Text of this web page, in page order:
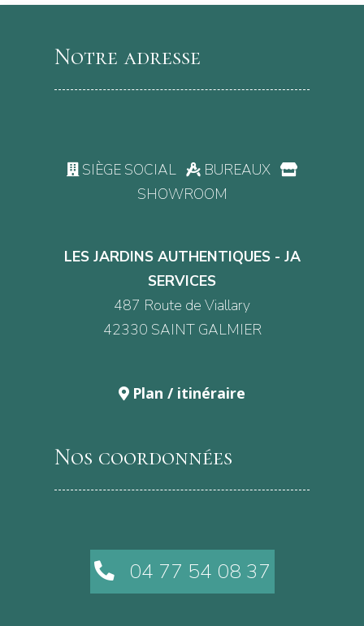
Notre adresse
SIÈGE SOCIAL
BUREAUX
SHOWROOM
LES JARDINS AUTHENTIQUES - JA
SERVICES
487 Route de Viallary
42330 SAINT GALMIER
Plan / itinéraire
Nos coordonnées
04 77 54 08 37